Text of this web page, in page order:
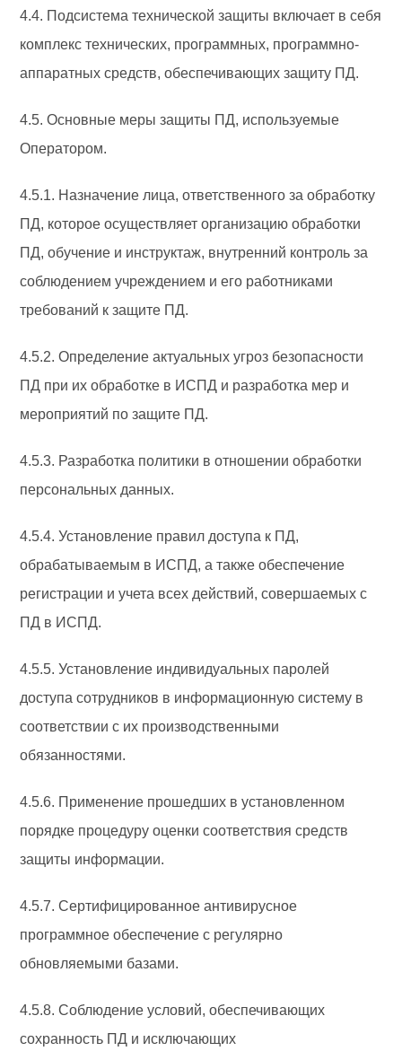
4.4. Подсистема технической защиты включает в себя
комплекс технических, программных, программно-
аппаратных средств, обеспечивающих защиту ПД.
4.5. Основные меры защиты ПД, используемые
Оператором.
4.5.1. Назначение лица, ответственного за обработку
ПД, которое осуществляет организацию обработки
ПД, обучение и инструктаж, внутренний контроль за
соблюдением учреждением и его работниками
требований к защите ПД.
4.5.2. Определение актуальных угроз безопасности
ПД при их обработке в ИСПД и разработка мер и
мероприятий по защите ПД.
4.5.3. Разработка политики в отношении обработки
персональных данных.
4.5.4. Установление правил доступа к ПД,
обрабатываемым в ИСПД, а также обеспечение
регистрации и учета всех действий, совершаемых с
ПД в ИСПД.
4.5.5. Установление индивидуальных паролей
доступа сотрудников в информационную систему в
соответствии с их производственными
обязанностями.
4.5.6. Применение прошедших в установленном
порядке процедуру оценки соответствия средств
защиты информации.
4.5.7. Сертифицированное антивирусное
программное обеспечение с регулярно
обновляемыми базами.
4.5.8. Соблюдение условий, обеспечивающих
сохранность ПД и исключающих